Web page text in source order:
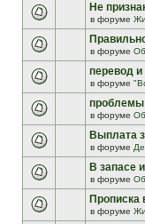
Не
в форуме
в форуме
перевод и
в форуме
проблемы
в форуме
Выплата
в форуме
В запасе
в форуме
Прописка
в форуме